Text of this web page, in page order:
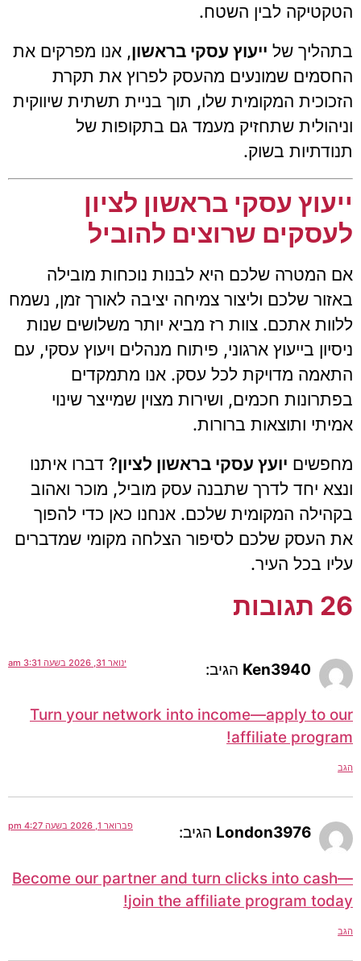
הטקטיקה לבין השטח.
בתהליך של ייעוץ עסקי בראשון, אנו מפרקים את
החסמים שמונעים מהעסק לפרוץ את תקרת
הזכוכית המקומית שלו, תוך בניית תשתית שיווקית
וניהולית שתחזיק מעמד גם בתקופות של
תנודתיות בשוק.
ייעוץ עסקי בראשון לציון
לעסקים שרוצים להוביל
אם המטרה שלכם היא לבנות נוכחות מובילה
באזור שלכם וליצור צמיחה יציבה לאורך זמן, נשמח
ללוות אתכם. צוות רז מביא יותר משלושים שנות
ניסיון בייעוץ ארגוני, פיתוח מנהלים ויעוץ עסקי, עם
התאמה מדויקת לכל עסק. אנו מתמקדים
בפתרונות חכמים, ושירות מצוין שמייצר שינוי
אמיתי ותוצאות ברורות.
מחפשים יועץ עסקי בראשון לציון? דברו איתנו
ונצא יחד לדרך שתבנה עסק מוביל, מוכר ואהוב
בקהילה המקומית שלכם. אנחנו כאן כדי להפוך
את העסק שלכם לסיפור הצלחה מקומי שמדברים
עליו בכל העיר.
26 תגובות
Ken3940 הגיב: ינואר 31, 2026 בשעה 3:31 am
Turn your network into income—apply to our
affiliate program!
הגב
London3976 הגיב: פברואר 1, 2026 בשעה 4:27 pm
Become our partner and turn clicks into cash—
join the affiliate program today!
הגב